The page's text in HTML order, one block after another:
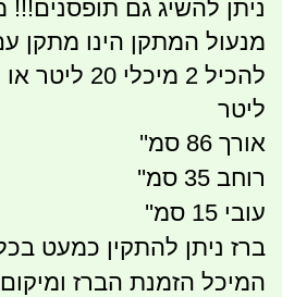
מנעול המתקן הינו מתקן
ליטר
אורך 86 סמ''
רוחב 35 סמ''
עובי 15 סמ''
ברז ניתן להתקין כמעט
המיכל הזמנת הברז